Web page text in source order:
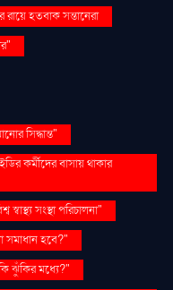
হতবাক সন্তানেরা
সিদ্ধান্ত"
কর্মীদের বাসায় থাকার
স্বাস্থ্য সংস্থা পরিচালনা"
সমাধান হবে?"
কি ঝুঁকির মধ্যে?"